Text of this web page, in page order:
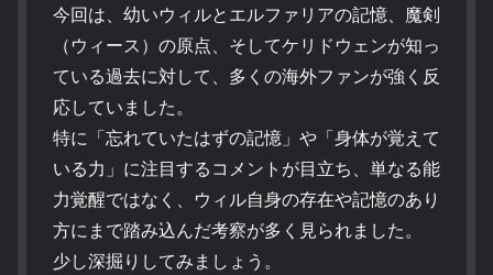
今回は、幼いウィルとエルファリアの記憶、魔剣
（ウィース）の原点、そしてケリドウェンが知っ
ている過去に対して、多くの海外ファンが強く反
応していました。
特に「忘れていたはずの記憶」や「身体が覚えて
いる力」に注目するコメントが目立ち、単なる能
力覚醒ではなく、ウィル自身の存在や記憶のあり
方にまで踏み込んだ考察が多く見られました。
少し深掘りしてみましょう。